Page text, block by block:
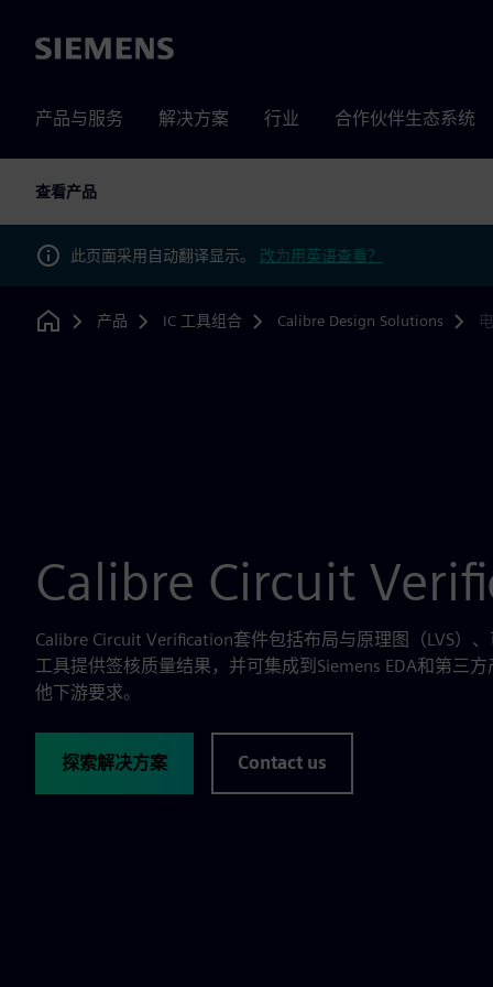
Siemens
产品与服务 解决方案 行业 合作伙伴生态系统
查看产品
此页面采用自动翻译显示。 改为用英语查看？
Home
产品 IC 工具组合 Calibre Design Solutions
Calibre Circuit
Calibre Circuit Verification套件包括布局与原理图（LVS）
工具提供签核质量结果，并可集成到Siemens EDA和第三
他下游要求。
探索解决方案 Contact us